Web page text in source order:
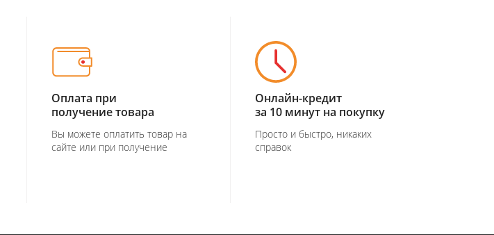
Оплата при
получение товара
Вы можете оплатить товар на
сайте или при получение
Онлайн-кредит
за 10 минут на покупку
Просто и быстро, никаких
справок